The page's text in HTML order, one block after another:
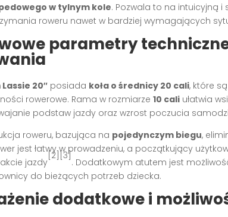
w tylnym kole. Pozwala to na intuicyjną
roweru nawet w bardziej wymagających
parametry
20″ posiada koła o średnicy 20 cali, które
rowerowe. Rama w rozmiarze 10 cali ułatwia
podstaw jazdy oraz wzrost poczucia
roweru, bazująca na pojedynczym biegu,
jest łatwy w prowadzeniu, a początkujący
jazdy
[2][3]
. Dodatkowym atutem jest
do bieżących potrzeb dziecka.
dodatkowe i